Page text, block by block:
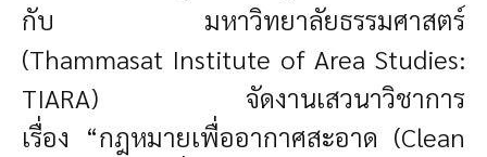
กับ มหาวิทยาลัยธรรมศาสตร์
(Thammasat Institute of Area Studies:
TIARA) จัดงานเสวนาวิชาการ
เรื่อง “กฎหมายเพื่ออากาศสะอาด (Clean